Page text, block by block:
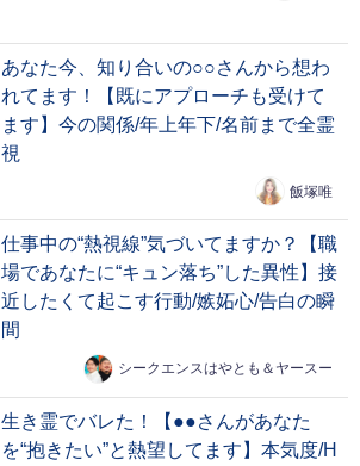
あなた今、知り合いの○○さんから想わ
れてます！【既にアプローチも受けて
ます】今の関係/年上年下/名前まで全霊
視
飯塚唯
仕事中の“熱視線”気づいてますか？【職
場であなたに“キュン落ち”した異性】接
近したくて起こす行動/嫉妬心/告白の瞬
間
シークエンスはやとも＆ヤースー
生き霊でバレた！【●●さんがあなた
を“抱きたい”と熱望してます】本気度/H